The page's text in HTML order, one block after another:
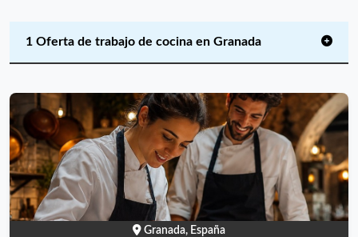
1 Oferta de trabajo de cocina en Granada
Granada, España